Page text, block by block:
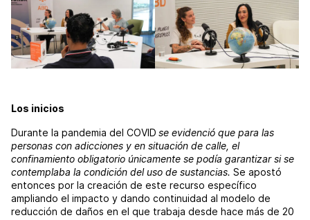
Los inicios
Durante la pandemia del COVID se evidenció que para las
personas con adicciones y en situación de calle, el
confinamiento obligatorio únicamente se podía garantizar si se
contemplaba la condición del uso de sustancias. Se apostó
entonces por la creación de este recurso específico
ampliando el impacto y dando continuidad al modelo de
reducción de daños en el que trabaja desde hace más de 20